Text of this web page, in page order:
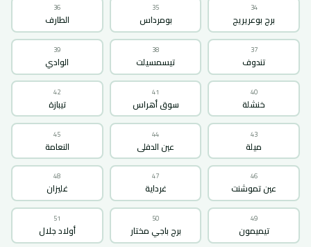
34
برج بوعريريج
35
بومرداس
36
الطارف
37
تندوف
38
تيسمسيلت
39
الوادي
40
خنشلة
41
سوق أهراس
42
تيبازة
43
ميلة
44
عين الدفلى
45
النعامة
46
عين تموشنت
47
غرداية
48
غليزان
49
تيميمون
50
برج باجي مختار
51
أولاد جلال